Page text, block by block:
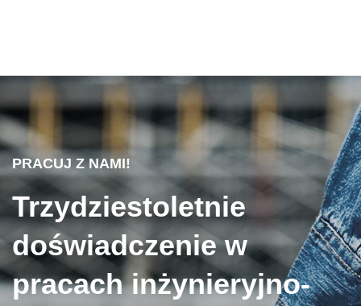
PRACUJ Z NAMI!
Trzydziestoletnie
doświadczenie w
pracach inżynieryjno-